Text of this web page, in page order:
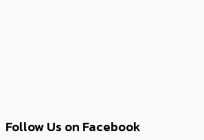
Follow Us on Facebook